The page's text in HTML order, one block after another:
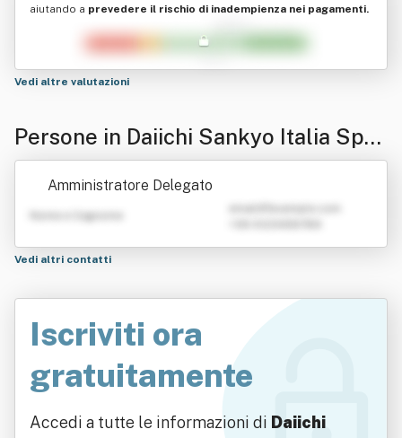
aiutando a prevedere il rischio di inadempienza nei pagamenti.
Vedi altre valutazioni
Persone in Daiichi Sankyo Italia Spa I
n Forma Abbreviata Daiichi Sankyo It
Amministratore Delegato
Nome e Cognome
Vedi altri contatti
Iscriviti ora
gratuitamente
Accedi a tutte le informazioni di Daiichi